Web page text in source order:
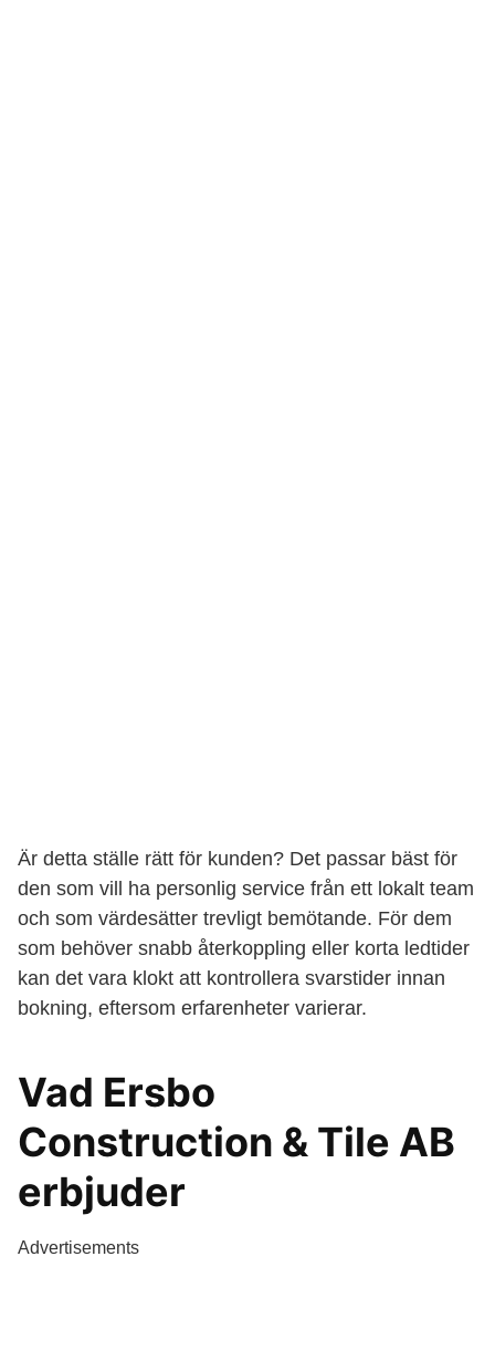
Är detta ställe rätt för kunden? Det passar bäst för
den som vill ha personlig service från ett lokalt team
och som värdesätter trevligt bemötande. För dem
som behöver snabb återkoppling eller korta ledtider
kan det vara klokt att kontrollera svarstider innan
bokning, eftersom erfarenheter varierar.
Vad Ersbo
Construction & Tile AB
erbjuder
Advertisements